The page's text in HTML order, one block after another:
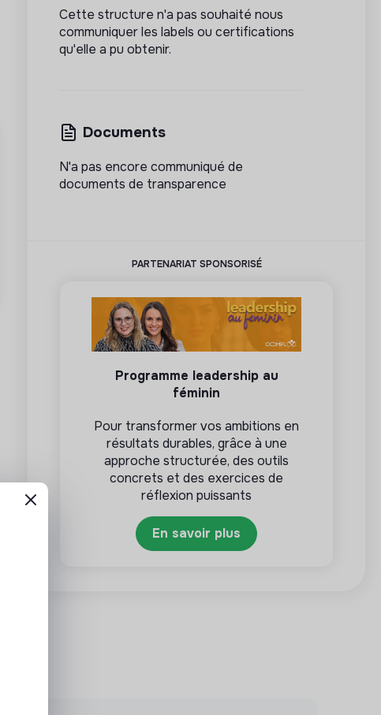
Cette structure n'a pas souhaité nous
communiquer les labels ou certifications
qu'elle a pu obtenir.
Documents
N'a pas encore communiqué de
documents de transparence
PARTENARIAT SPONSORISÉ
Programme leadership au
féminin
Pour transformer vos ambitions en
résultats durables, grâce à une
approche structurée, des outils
concrets et des exercices de
réflexion puissants
En savoir plus